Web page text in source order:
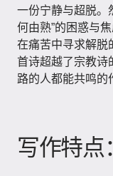
一份宁静与超脱。
何由熟”的困惑与
在痛苦中寻求解脱
首诗超越了宗教诗
路的人都能共鸣的
写作特点：